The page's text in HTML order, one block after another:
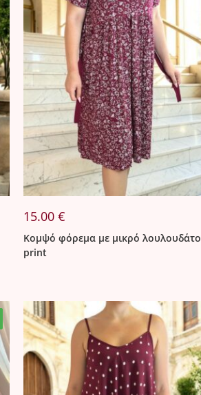
15.00 €
Κομψό φόρεμα με μικρό λουλουδάτο
print